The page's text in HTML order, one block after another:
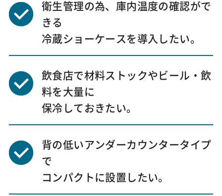
衛生管理の為、庫内温度の確認がで
きる
冷蔵ショーケースを導入したい。
飲食店で材料ストックやビール・飲
料を大量に
保冷しておきたい。
背の低いアンダーカウンタータイプ
で
コンパクトに設置したい。